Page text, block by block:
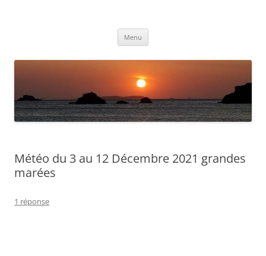
Menu
Météo du 3 au 12 Décembre 2021 grandes
marées
1 réponse